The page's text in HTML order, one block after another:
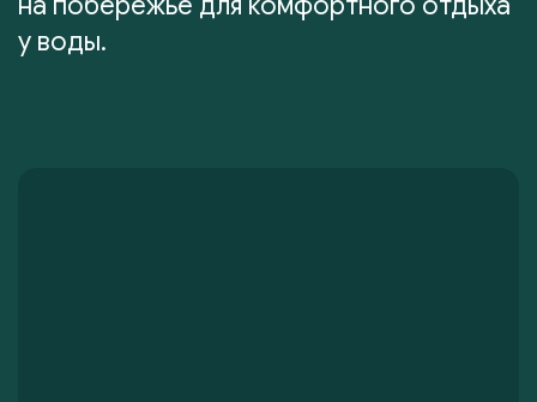
у воды.